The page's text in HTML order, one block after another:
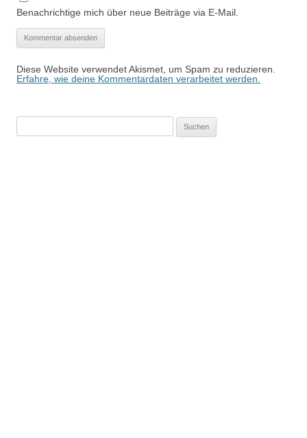
Benachrichtige mich über neue Beiträge via E-Mail.
Diese Website verwendet Akismet, um Spam zu reduzieren.
Erfahre, wie deine Kommentardaten verarbeitet werden.